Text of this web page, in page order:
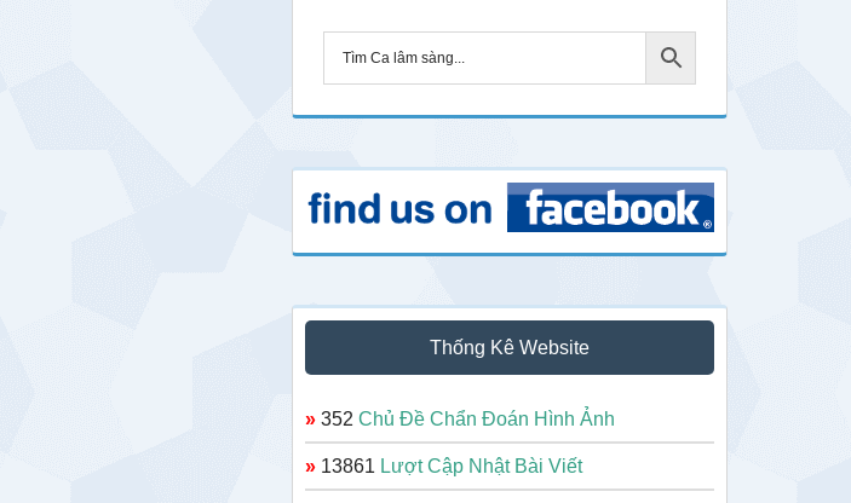
Thống Kê Website
» 352 Chủ Đề Chẩn Đoán Hình Ảnh
» 13861 Lượt Cập Nhật Bài Viết